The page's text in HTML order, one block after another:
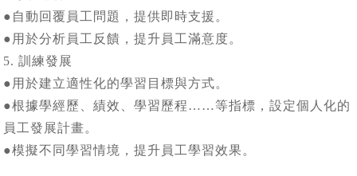
●自動回覆員工問題，提供即時支援。
●用於分析員工反饋，提升員工滿意度。
5. 訓練發展
●用於建立適性化的學習目標與方式。
●根據學經歷、績效、學習歷程……等指標，設定個人化的
員工發展計畫。
●模擬不同學習情境，提升員工學習效果。